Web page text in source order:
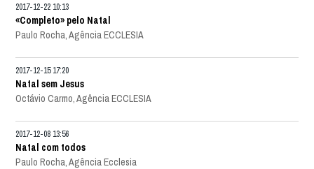
2017-12-22 10:13
«Completo» pelo Natal
Paulo Rocha, Agência ECCLESIA
2017-12-15 17:20
Natal sem Jesus
Octávio Carmo, Agência ECCLESIA
2017-12-08 13:56
Natal com todos
Paulo Rocha, Agência Ecclesia